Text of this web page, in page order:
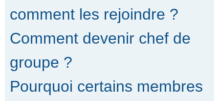
comment les rejoindre ?
Comment devenir chef de
groupe ?
Pourquoi certains membres